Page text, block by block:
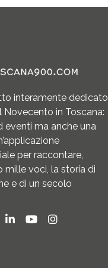
interamente dedicato
Novecento in Toscana:
eventi ma anche una
per raccontare,
mille voci, la storia di
e di un secolo